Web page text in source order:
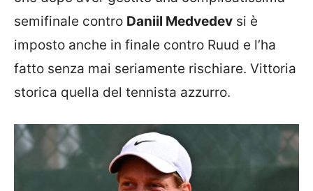
semifinale contro Daniil Medvedev si è
imposto anche in finale contro Ruud e l’ha
fatto senza mai seriamente rischiare. Vittoria
storica quella del tennista azzurro.